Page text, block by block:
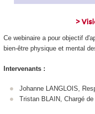
> V
Ce webinaire a pour objectif
bien-être physique et mental
Intervenants :
Johanne LANGLOIS,
Tristan BLAIN, Chargé